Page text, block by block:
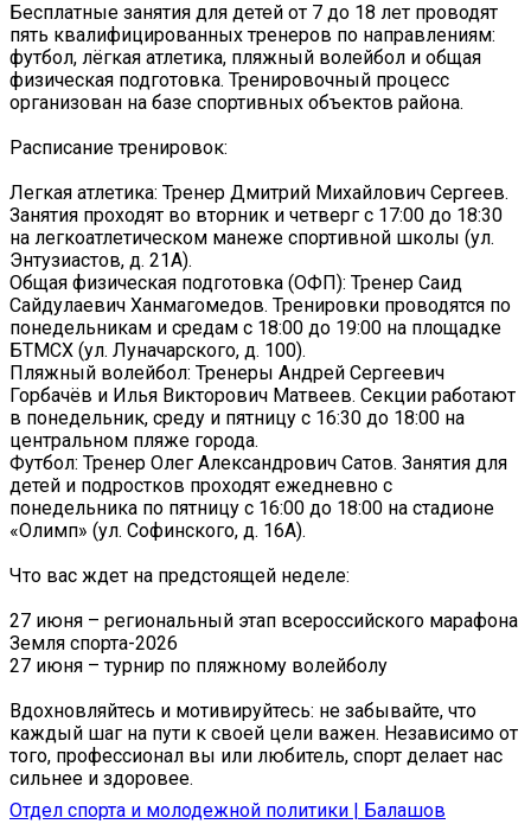
Бесплатные занятия для детей от 7 до 18 лет проводят
пять квалифицированных тренеров по направлениям:
футбол, лёгкая атлетика, пляжный волейбол и общая
физическая подготовка. Тренировочный процесс
организован на базе спортивных объектов района.
Расписание тренировок:
Легкая атлетика: Тренер Дмитрий Михайлович Сергеев.
Занятия проходят во вторник и четверг с 17:00 до 18:30
на легкоатлетическом манеже спортивной школы (ул.
Энтузиастов, д. 21А).
Общая физическая подготовка (ОФП): Тренер Саид
Сайдулаевич Ханмагомедов. Тренировки проводятся по
понедельникам и средам с 18:00 до 19:00 на площадке
БТМСХ (ул. Луначарского, д. 100).
Пляжный волейбол: Тренеры Андрей Сергеевич
Горбачёв и Илья Викторович Матвеев. Секции работают
в понедельник, среду и пятницу с 16:30 до 18:00 на
центральном пляже города.
Футбол: Тренер Олег Александрович Сатов. Занятия для
детей и подростков проходят ежедневно с
понедельника по пятницу с 16:00 до 18:00 на стадионе
«Олимп» (ул. Софинского, д. 16А).
Что вас ждет на предстоящей неделе:
27 июня – региональный этап всероссийского марафона
Земля спорта-2026
27 июня – турнир по пляжному волейболу
Вдохновляйтесь и мотивируйтесь: не забывайте, что
каждый шаг на пути к своей цели важен. Независимо от
того, профессионал вы или любитель, спорт делает нас
сильнее и здоровее.
Отдел спорта и молодежной политики | Балашов